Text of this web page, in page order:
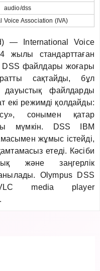
audio/dss
Voice Association (IVA)
— International Voice
жылы стандарттаған
DSS файлдары жоғары
сақтайды, бұл
файлдарды
екі режимді қолдайды:
сонымен қатар
мүмкін. DSS IBM
жұмыс істейді,
етеді. Кәсіби
және заңгерлік
Olympus DSS
media player